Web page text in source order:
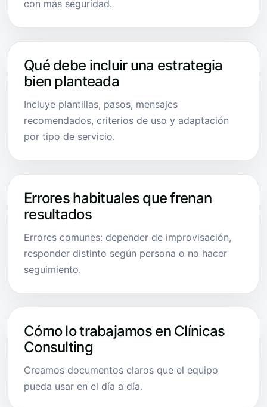
con más seguridad.
Qué debe incluir una estrategia
bien planteada
Incluye plantillas, pasos, mensajes
recomendados, criterios de uso y adaptación
por tipo de servicio.
Errores habituales que frenan
resultados
Errores comunes: depender de improvisación,
responder distinto según persona o no hacer
seguimiento.
Cómo lo trabajamos en Clínicas
Consulting
Creamos documentos claros que el equipo
pueda usar en el día a día.